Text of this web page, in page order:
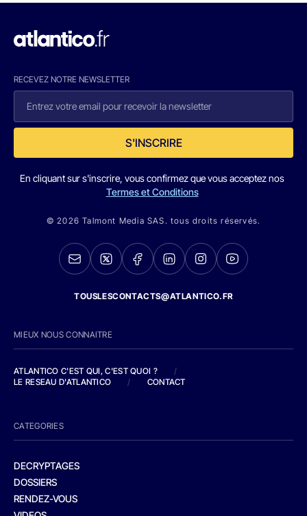
RECEVEZ NOTRE NEWSLETTER
S'INSCRIRE
En cliquant sur s'inscrire, vous confirmez que vous acceptez nos
Termes et Conditions
© 2026 Talmont Media SAS. tous droits réservés.
TOUSLESCONTACTS@ATLANTICO.FR
MIEUX NOUS CONNAITRE
ATLANTICO C'EST QUI, C'EST QUOI ?
/
LE RESEAU D'ATLANTICO
/ CONTACT
CATEGORIES
DECRYPTAGES
DOSSIERS
RENDEZ-VOUS